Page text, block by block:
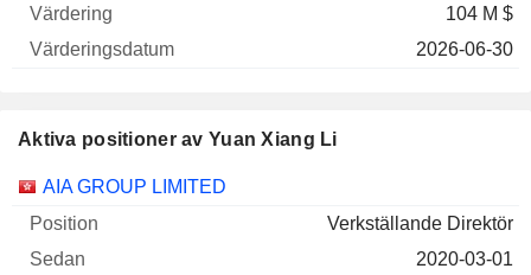
104 M $
2026-06-30
Aktiva positioner av Yuan Xiang Li
Företag Position Start
AIA GROUP LIMITED
Verkställande Direktör
2020-03-01